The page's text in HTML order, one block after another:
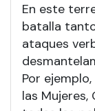
En este
batalla
ataques
Por ejemplo,
las Mujeres,